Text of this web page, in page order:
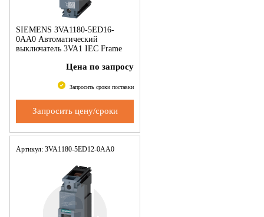
SIEMENS 3VA1180-5ED16-
0AA0 Автоматический
выключатель 3VA1 IEC Frame
Icu=55 kA @ 240 V 1-pole,
Цена по запросу
Запросить сроки поставки
Запросить цену/сроки
Артикул: 3VA1180-5ED12-0AA0